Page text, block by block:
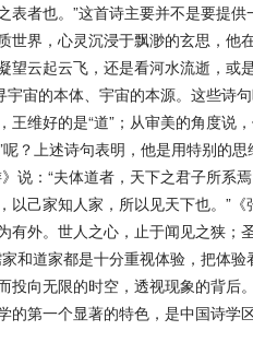
表者也。”这首诗主要并不是要提
世界，心灵沉浸于飘渺的玄思，他
望云起云飞，还是看河水流逝，或
宇宙的本体、宇宙的本源。这些诗
维好的是“道”；从审美的角度说
上述诗句表明，他是用特别的思
说：“夫体道者，天下之君子所系
以己家知人家，所以见天下也。”《
有外。世人之心，止于闻见之狭；
和道家都是十分重视体验，把体
投向无限的时空，透视现象的背后
的第一个显著的特色，是中国诗学